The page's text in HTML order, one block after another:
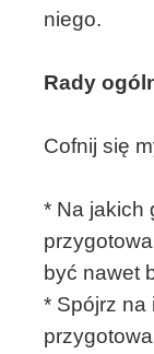
niego.
Rady
Cofnij się
* Na jakich
być nawet
* Spójrz na